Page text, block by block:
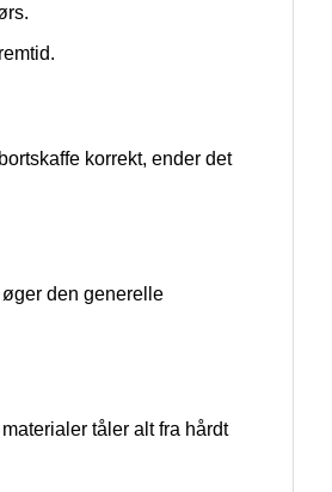
korrekt, ender det
den generelle
tåler alt fra hårdt